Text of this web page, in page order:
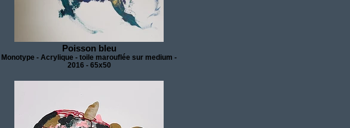
Poisson bleu
Monotype - Acrylique - toile marouflée sur medium -
2016 - 65x50